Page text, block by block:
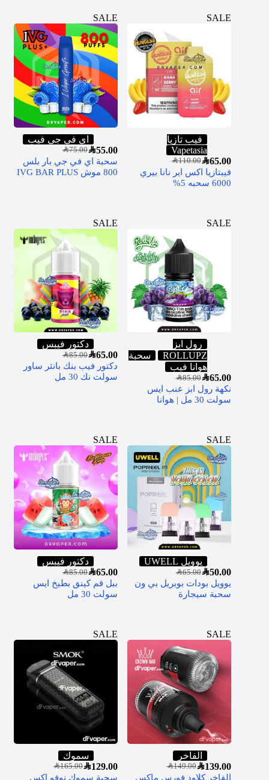
SALE
فيب تازيا
Vapetasia
SAR110.00SAR65.00
فيبتازيا اكس اير نانا بيري
6000 سحبه 5%
SALE
اي في جي فيب
SAR75.00SAR55.00
سحبة اي في جي بار بلس
800 موش IVG BAR PLUS
SALE
رول ابز
ROLLUPZ
سحبة
هوانا فيب
SAR85.00SAR65.00
نكهة رول ابز عنب ايس
سولت 30 مل | هوانا
SALE
دكتور فيبس
SAR85.00SAR65.00
دكتور فيب بنك بانثر ساور
سولت نك 30 مل
SALE
يوويل UWELL
SAR65.00SAR50.00
يوويل بودات بوبريل بي ون
سحبة سيجارة
SALE
دكتور فيبس
SAR85.00SAR65.00
ببل قم كينق بطيخ ايس
سولت 30 مل
SALE
الفاخر
SAR149.00SAR139.00
الفاخر كلاود فورس ماكس
SALE
سموك
SAR165.00SAR129.00
سحبة سموك نوفو اكس